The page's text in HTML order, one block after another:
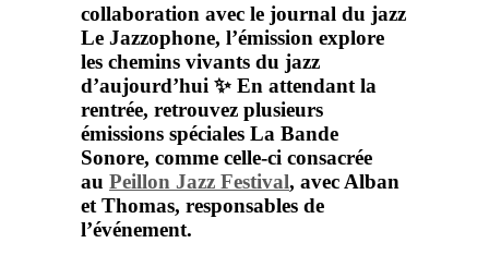
collaboration avec le journal du jazz
⁠Le Jazzophone⁠, l’émission explore
les chemins vivants du jazz
d’aujourd’hui ✨ En attendant la
rentrée, retrouvez plusieurs
émissions spéciales La Bande
Sonore, comme celle-ci consacrée
au Peillon Jazz Festival, avec Alban
et Thomas, responsables de
l’événement.